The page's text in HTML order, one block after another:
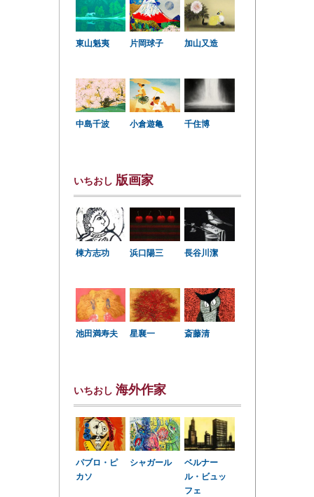
東山魁夷 片岡球子 加山又造
中島千波 小倉遊亀 千住博
いちおし 版画家
棟方志功 浜口陽三 長谷川潔
池田満寿夫 星襄一 斎藤清
いちおし 海外作家
パブロ・ピ
カソ
シャガール
ベルナー
ル・ビュッ
フェ